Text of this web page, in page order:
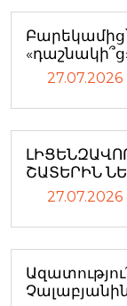
27.07.2026
ՇԱՏԵՐԻՆ
27.07.2026